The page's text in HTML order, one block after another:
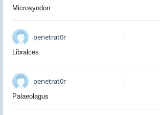
Microsyodon
penetrat0r
Libralces
penetrat0r
Palaeolagus